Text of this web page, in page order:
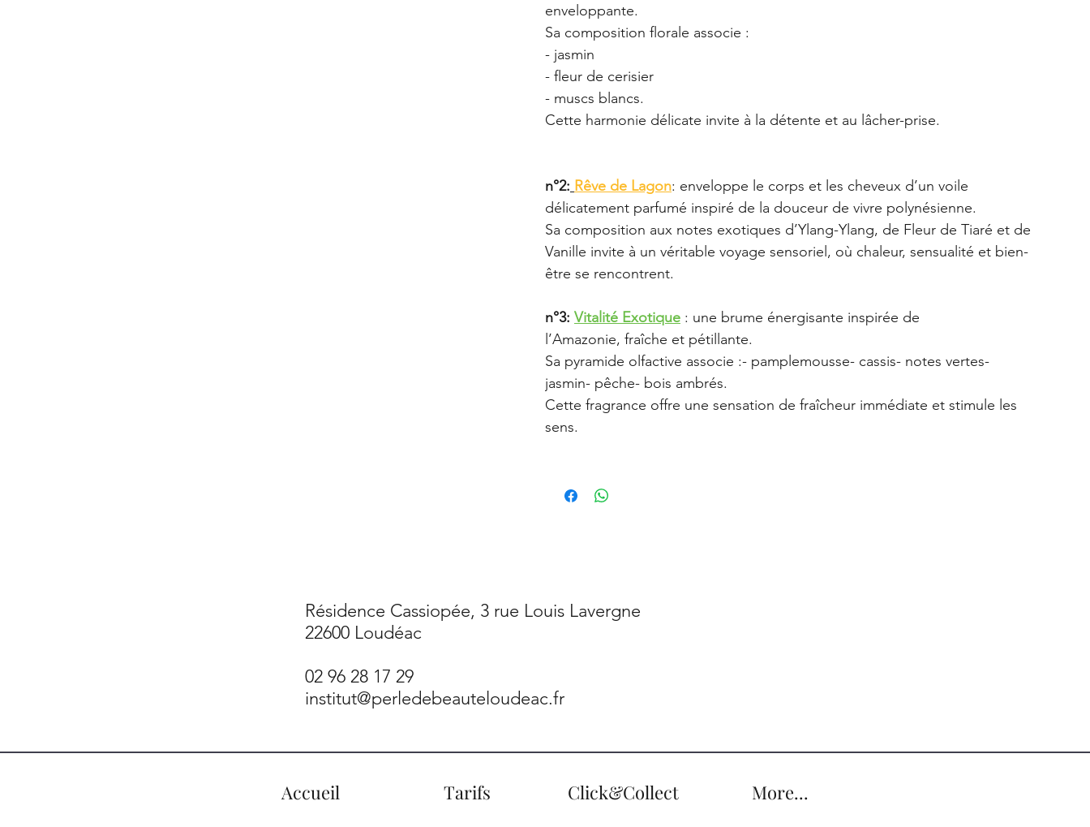
enveloppante.
Sa composition florale associe :
- jasmin
- fleur de cerisier
- muscs blancs.
Cette harmonie délicate invite à la détente et au lâcher-prise.
n°2: Rêve de Lagon: enveloppe le corps et les cheveux d’un voile
délicatement parfumé inspiré de la douceur de vivre polynésienne.
Sa composition aux notes exotiques d’Ylang-Ylang, de Fleur de Tiaré et de
Vanille invite à un véritable voyage sensoriel, où chaleur, sensualité et bien-
être se rencontrent.
n°3: Vitalité Exotique : une brume énergisante inspirée de
l’Amazonie, fraîche et pétillante.
Sa pyramide olfactive associe :- pamplemousse- cassis- notes vertes-
jasmin- pêche- bois ambrés.
Cette fragrance offre une sensation de fraîcheur immédiate et stimule les
sens.
Résidence Cassiopée, 3 rue Louis Lavergne
22600 Loudéac
02 96 28 17 29
institut@perledebeauteloudeac.fr
Accueil Tarifs Click&Collect More...